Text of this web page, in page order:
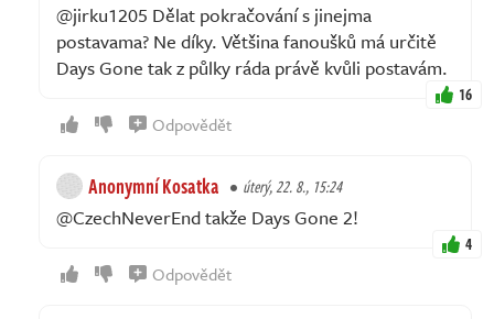
@jirku1205 Dělat pokračování s jinejma
postavama? Ne díky. Většina fanoušků má určitě
Days Gone tak z půlky ráda právě kvůli postavám.
16
Odpovědět
Anonymní Kosatka úterý, 22. 8., 15:24
@CzechNeverEnd takže Days Gone 2!
4
Odpovědět